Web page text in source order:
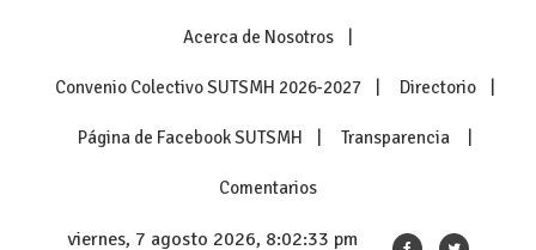
Acerca de Nosotros
Convenio Colectivo SUTSMH 2026-2027 Directorio
Página de Facebook SUTSMH Transparencia
Comentarios
viernes, 7 agosto 2026, 8:02:33 pm